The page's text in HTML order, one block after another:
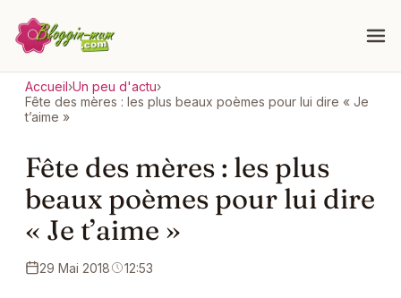
Accueil›Un peu d'actu›
Fête des mères : les plus beaux poèmes pour lui dire « Je
t’aime »
Fête des mères : les plus
beaux poèmes pour lui dire
« Je t’aime »
29 Mai 2018 12:53